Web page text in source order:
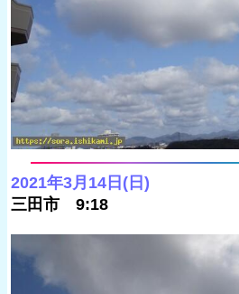
2021年3月14日(日)
三田市 9:18